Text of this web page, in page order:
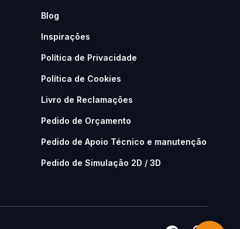
Blog
Inspirações
Política de Privacidade
Política de Cookies
Livro de Reclamações
Pedido de Orçamento
Pedido de Apoio Técnico e manutenção
Pedido de Simulação 2D / 3D